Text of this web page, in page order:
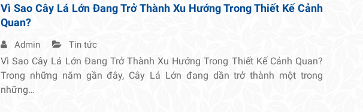
Vì Sao Cây Lá Lớn Đang Trở Thành Xu Hướng Trong Thiết Kế Cảnh
Quan?
Admin Tin tức
Vì Sao Cây Lá Lớn Đang Trở Thành Xu Hướng Trong Thiết Kế Cảnh Quan?
Trong những năm gần đây, Cây Lá Lớn đang dần trở thành một trong
những…